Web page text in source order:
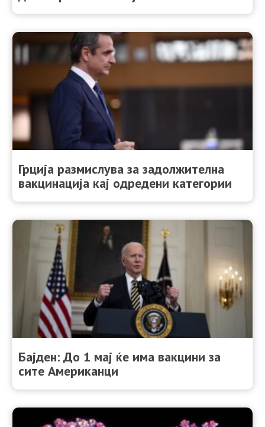
Грција размислува за задолжителна
вакцинација кај одредени категории
Бајден: До 1 мај ќе има вакцини за
сите Американци